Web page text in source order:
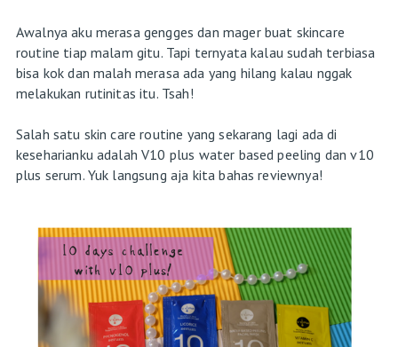
Awalnya aku merasa gengges dan mager buat skincare
routine tiap malam gitu. Tapi ternyata kalau sudah terbiasa
bisa kok dan malah merasa ada yang hilang kalau nggak
melakukan rutinitas itu. Tsah!
Salah satu skin care routine yang sekarang lagi ada di
keseharianku adalah V10 plus water based peeling dan v10
plus serum. Yuk langsung aja kita bahas reviewnya!